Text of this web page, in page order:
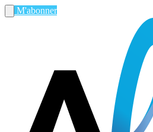
M'abonner